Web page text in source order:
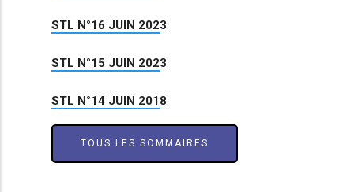
STL N°16 JUIN 2023
STL N°15 JUIN 2023
STL N°14 JUIN 2018
TOUS LES SOMMAIRES